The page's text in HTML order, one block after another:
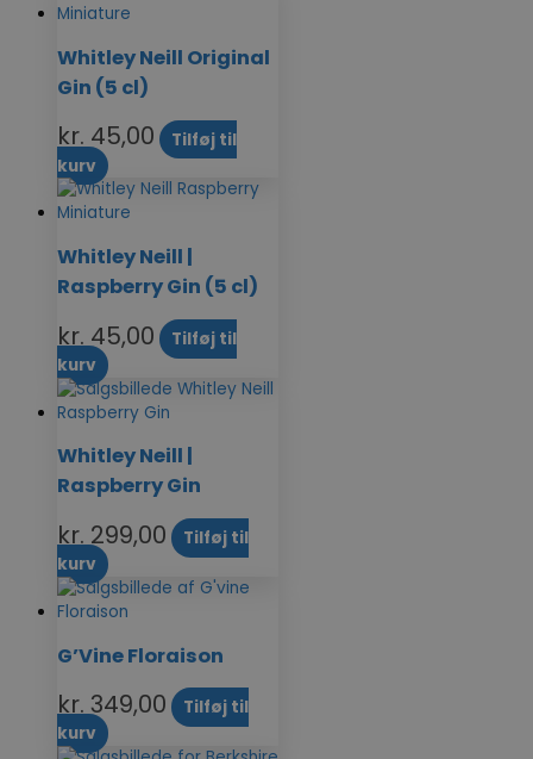
Whitley Neill Original
Gin (5 cl)
kr. 45,00
Tilføj til
kurv
Whitley Neill |
Raspberry Gin (5 cl)
kr. 45,00
Tilføj til
kurv
Whitley Neill |
Raspberry Gin
kr. 299,00
Tilføj til
kurv
G’Vine Floraison
kr. 349,00
Tilføj til
kurv